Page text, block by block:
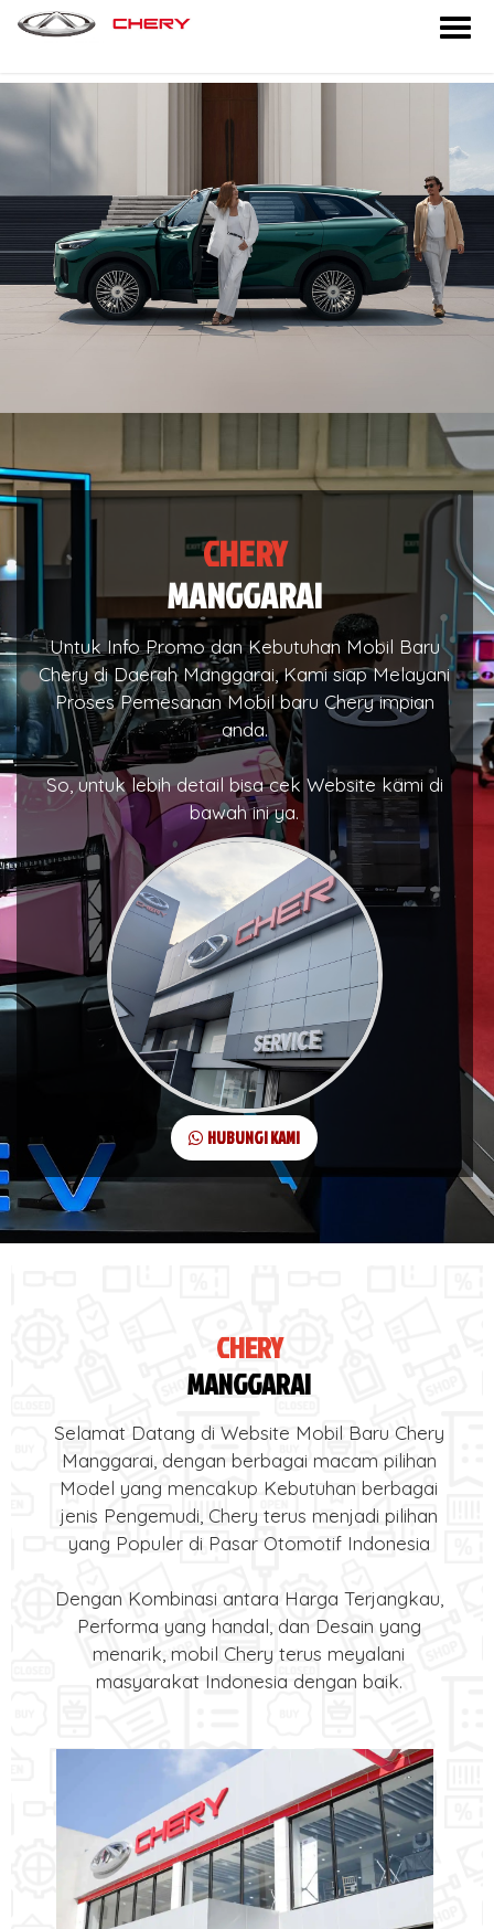
CHERY
MANGGARAI
Untuk Info Promo dan Kebutuhan Mobil Baru
Chery di Daerah Manggarai, Kami siap Melayani
Proses Pemesanan Mobil baru Chery impian
anda.
So, untuk lebih detail bisa cek Website kami di
bawah ini ya.
HUBUNGI KAMI
CHERY
MANGGARAI
Selamat Datang di Website Mobil Baru Chery
Manggarai, dengan berbagai macam pilihan
Model yang mencakup Kebutuhan berbagai
jenis Pengemudi, Chery terus menjadi pilihan
yang Populer di Pasar Otomotif Indonesia
Dengan Kombinasi antara Harga Terjangkau,
Performa yang handal, dan Desain yang
menarik, mobil Chery terus meyalani
masyarakat Indonesia dengan baik.